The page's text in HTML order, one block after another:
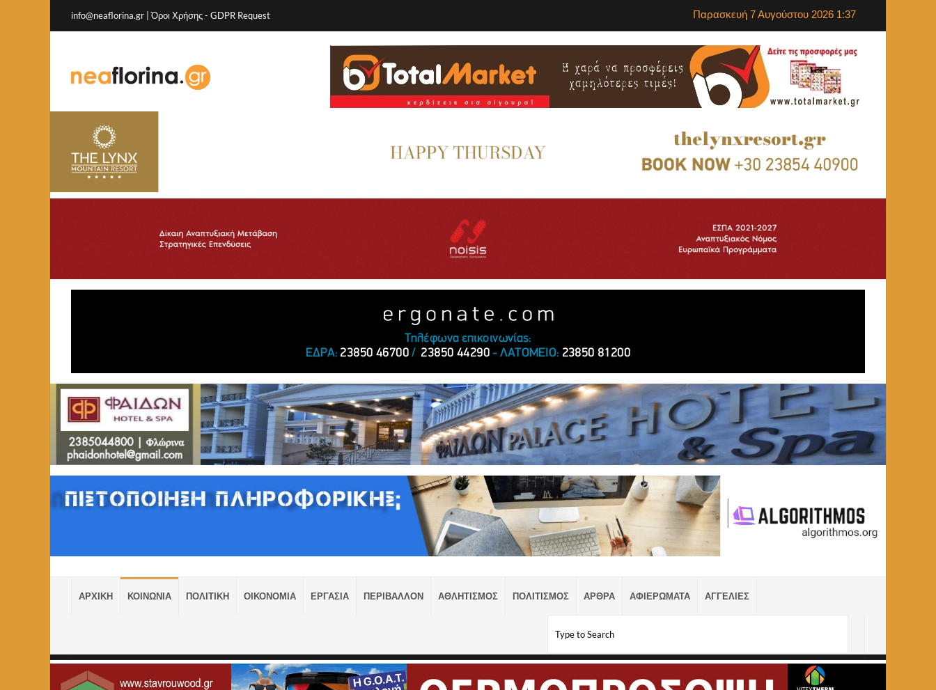
info@neaflorina.gr |Όροι Χρήσης- GDPR Request Παρασκευή 7 Αυγούστου 2026 1:37
ΑΡΧΙΚΗ ΚΟΙΝΩΝΙΑ ΠΟΛΙΤΙΚΗ ΟΙΚΟΝΟΜΙΑ ΕΡΓΑΣΙΑ ΠΕΡΙΒΑΛΛΟΝ ΑΘΛΗΤΙΣΜΟΣ ΠΟΛΙΤΙΣΜΟΣ ΑΡΘΡΑ ΑΦΙΕΡΩΜΑΤΑ ΑΓΓΕΛΙΕΣ